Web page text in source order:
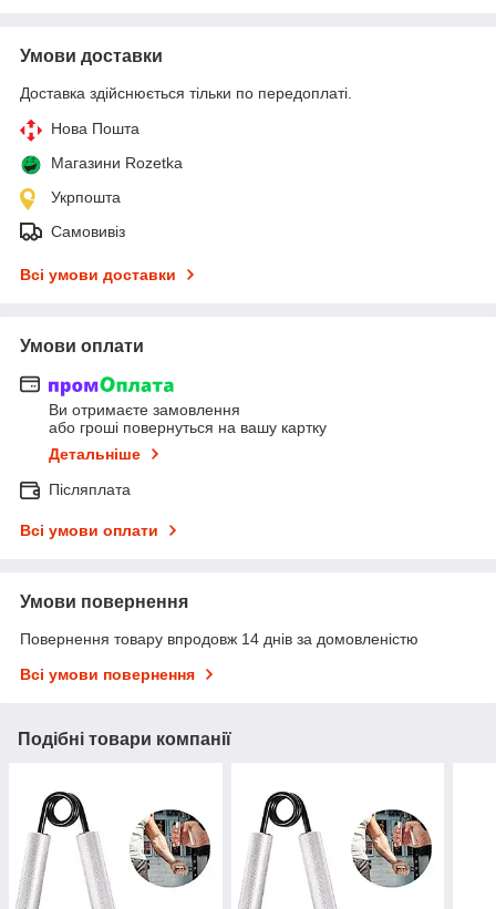
Умови доставки
Доставка здійснюється тільки по передоплаті.
Нова Пошта
Магазини Rozetka
Укрпошта
Самовивіз
Всі умови доставки
Умови оплати
Ви отримаєте замовлення
або гроші повернуться на вашу картку
Детальніше
Післяплата
Всі умови оплати
Умови повернення
Повернення товару впродовж 14 днів за домовленістю
Всі умови повернення
Подібні товари компанії